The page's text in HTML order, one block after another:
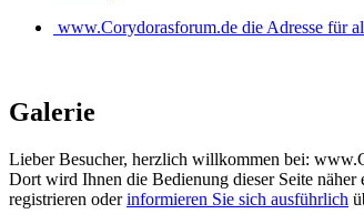
www.Corydorasforum.de die Adresse für
Galerie
Lieber Besucher, herzlich willkommen bei:
Dort wird Ihnen die Bedienung dieser Seite näher
registrieren oderinformieren Sie sich ausführlich